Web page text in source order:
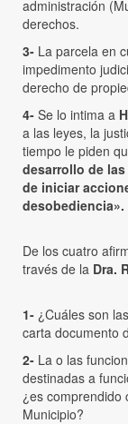
administración
derechos.
3- La parcela en
impedimento
derecho de
4- Se lo intima a
a las leyes, la
tiempo le piden
desarrollo de
de iniciar
desobediencia».
De los cuatro
través de la Dra.
1- ¿Cuáles son
carta documento
2- La o las
destinadas a
¿es comprendido
Municipio?